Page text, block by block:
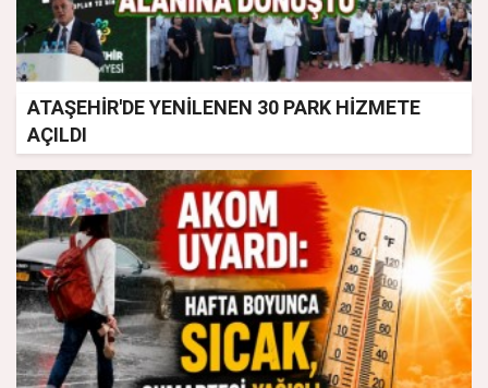
ATAŞEHİR'DE YENİLENEN 30 PARK HİZMETE
AÇILDI